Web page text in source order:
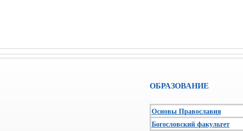
ОБРАЗОВАНИЕ
Основы Православия
Богословский факультет